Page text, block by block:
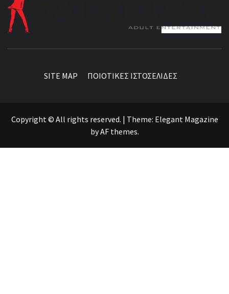
SITE MAP ΠΟΙΟΤΙΚΕΣ ΙΣΤΟΣΕΛΙΔΕΣ
Copyright © All rights reserved. | Theme: Elegant Magazine
byAF themes.